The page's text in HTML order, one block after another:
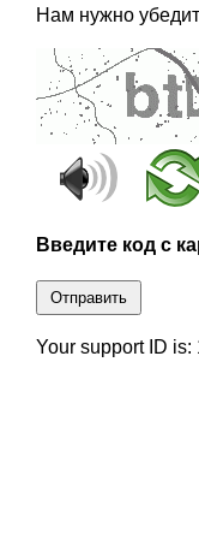
Нам нужно
Введите код с
Отправить
Your support ID